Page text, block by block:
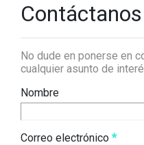
Contáctanos
No dude en ponerse en
cualquier asunto de
Nombre
Correo electrónico *